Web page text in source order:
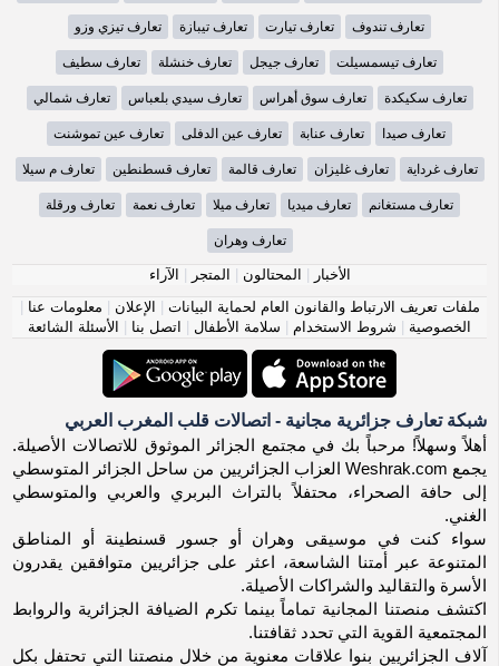
تعارف تندوف تعارف تيارت تعارف تيبازة تعارف تيزي وزو
تعارف تيسمسيلت تعارف جيجل تعارف خنشلة تعارف سطيف
تعارف سكيكدة تعارف سوق أهراس تعارف سيدي بلعباس تعارف شمالي
تعارف صيدا تعارف عنابة تعارف عين الدفلى تعارف عين تموشنت
تعارف غرداية تعارف غليزان تعارف قالمة تعارف قسطنطين تعارف م سيلا
تعارف مستغانم تعارف ميديا تعارف ميلا تعارف نعمة تعارف ورقلة
تعارف وهران
الأخبار | المحتالون | المتجر | الآراء
ملفات تعريف الارتباط والقانون العام لحماية البيانات | الإعلان | معلومات عنا |
الخصوصية | شروط الاستخدام | سلامة الأطفال | اتصل بنا | الأسئلة الشائعة
شبكة تعارف جزائرية مجانية - اتصالات قلب المغرب العربي
أهلاً وسهلاً! مرحباً بك في مجتمع الجزائر الموثوق للاتصالات الأصيلة.
يجمع Weshrak.com العزاب الجزائريين من ساحل الجزائر المتوسطي
إلى حافة الصحراء، محتفلاً بالتراث البربري والعربي والمتوسطي
الغني.
سواء كنت في موسيقى وهران أو جسور قسنطينة أو المناطق
المتنوعة عبر أمتنا الشاسعة، اعثر على جزائريين متوافقين يقدرون
الأسرة والتقاليد والشراكات الأصيلة.
اكتشف منصتنا المجانية تماماً بينما تكرم الضيافة الجزائرية والروابط
المجتمعية القوية التي تحدد ثقافتنا.
آلاف الجزائريين بنوا علاقات معنوية من خلال منصتنا التي تحتفل بكل